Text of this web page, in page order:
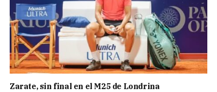
Zarate, sin final en el M25 de Londrina